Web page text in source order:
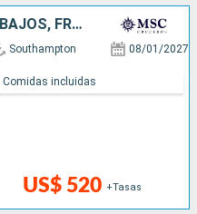
ALEMANIA, BÉLGICA, PAISES BAJOS, FRANCIA, REINO UNIDO
Southampton 08/01/2027
US$ 520 +Tasas
Comidas incluidas